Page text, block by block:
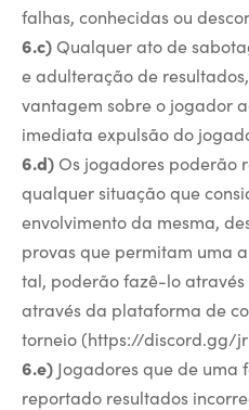
falhas, conhecidas ou
6.c)Qualquer ato de
e adulteração de
vantagem sobre o jogador
imediata expulsão do
6.d)Os jogadores poderão
qualquer situação que
envolvimento da mesma,
provas que permitam uma
tal, poderão fazê-lo
através da plataforma de
torneio (https://discord.gg/
6.e) Jogadores que de
reportado resultados